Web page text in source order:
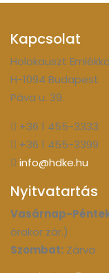
Kapcsolat
Holokauszt
H-1094 Budapest
Páva u. 39.
+36 1 455-3333
+36 1 455-3399
info@hdke.hu
Nyitvatartás
Vasárnap-
órakor zár.)
Szombat: Zárva